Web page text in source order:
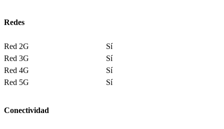
Redes
Red 2G
Sí
Red 3G
Sí
Red 4G
Sí
Red 5G
Sí
Conectividad